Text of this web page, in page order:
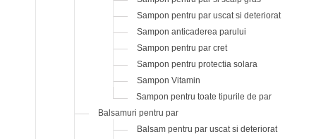
Sampon pentru par uscat si deteriorat
Sampon anticaderea parului
Sampon pentru par cret
Sampon pentru protectia solara
Sampon Vitamin
Sampon pentru toate tipurile de par
Balsamuri pentru par
Balsam pentru par uscat si deteriorat